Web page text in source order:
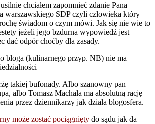
chciałem zapomnieć zdanie Pana
warszawskiego SDP czyli człowieka który
świadom o czym mówi. Jak się nie wie to
jeżeli jego bzdurna wypowiedź jest
dać odpór choćby dla zasady.
bloga (kulinarnego przyp. NB) nie ma
takiej bufonady. Albo szanowny pan
albo Tomasz Machała ma absolutną rację
przez dziennikarzy jak działa blogosfera.
może zostać pociągnięty do sądu jak da